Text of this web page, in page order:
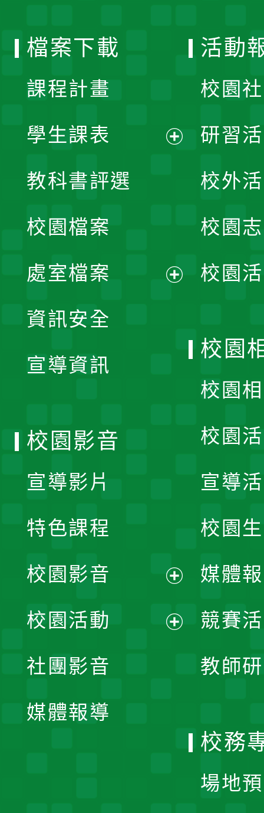
檔案下載
課程計畫
學生課表
單
教科書評選
校園檔案
處室檔案
資訊安全
宣導資訊
活動
校園
研習
校外
校園
校園
校園
校園
校園
宣導
校園
媒體
競賽
教師
校園影音
宣導影片
特色課程
校園影音
開
校園活動
社團影音
媒體報導
校務
場地